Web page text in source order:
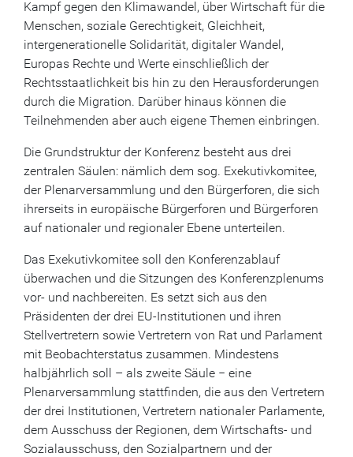
Kampf gegen den Klimawandel, über Wirtschaft für die
Menschen, soziale Gerechtigkeit, Gleichheit,
intergenerationelle Solidarität, digitaler Wandel,
Europas Rechte und Werte einschließlich der
Rechtsstaatlichkeit bis hin zu den Herausforderungen
durch die Migration. Darüber hinaus können die
Teilnehmenden aber auch eigene Themen einbringen.
Die Grundstruktur der Konferenz besteht aus drei
zentralen Säulen: nämlich dem sog. Exekutivkomitee,
der Plenarversammlung und den Bürgerforen, die sich
ihrerseits in europäische Bürgerforen und Bürgerforen
auf nationaler und regionaler Ebene unterteilen.
Das Exekutivkomitee soll den Konferenzablauf
überwachen und die Sitzungen des Konferenzplenums
vor- und nachbereiten. Es setzt sich aus den
Präsidenten der drei EU-Institutionen und ihren
Stellvertretern sowie Vertretern von Rat und Parlament
mit Beobachterstatus zusammen. Mindestens
halbjährlich soll – als zweite Säule − eine
Plenarversammlung stattfinden, die aus den Vertretern
der drei Institutionen, Vertretern nationaler Parlamente,
dem Ausschuss der Regionen, dem Wirtschafts- und
Sozialausschuss, den Sozialpartnern und der